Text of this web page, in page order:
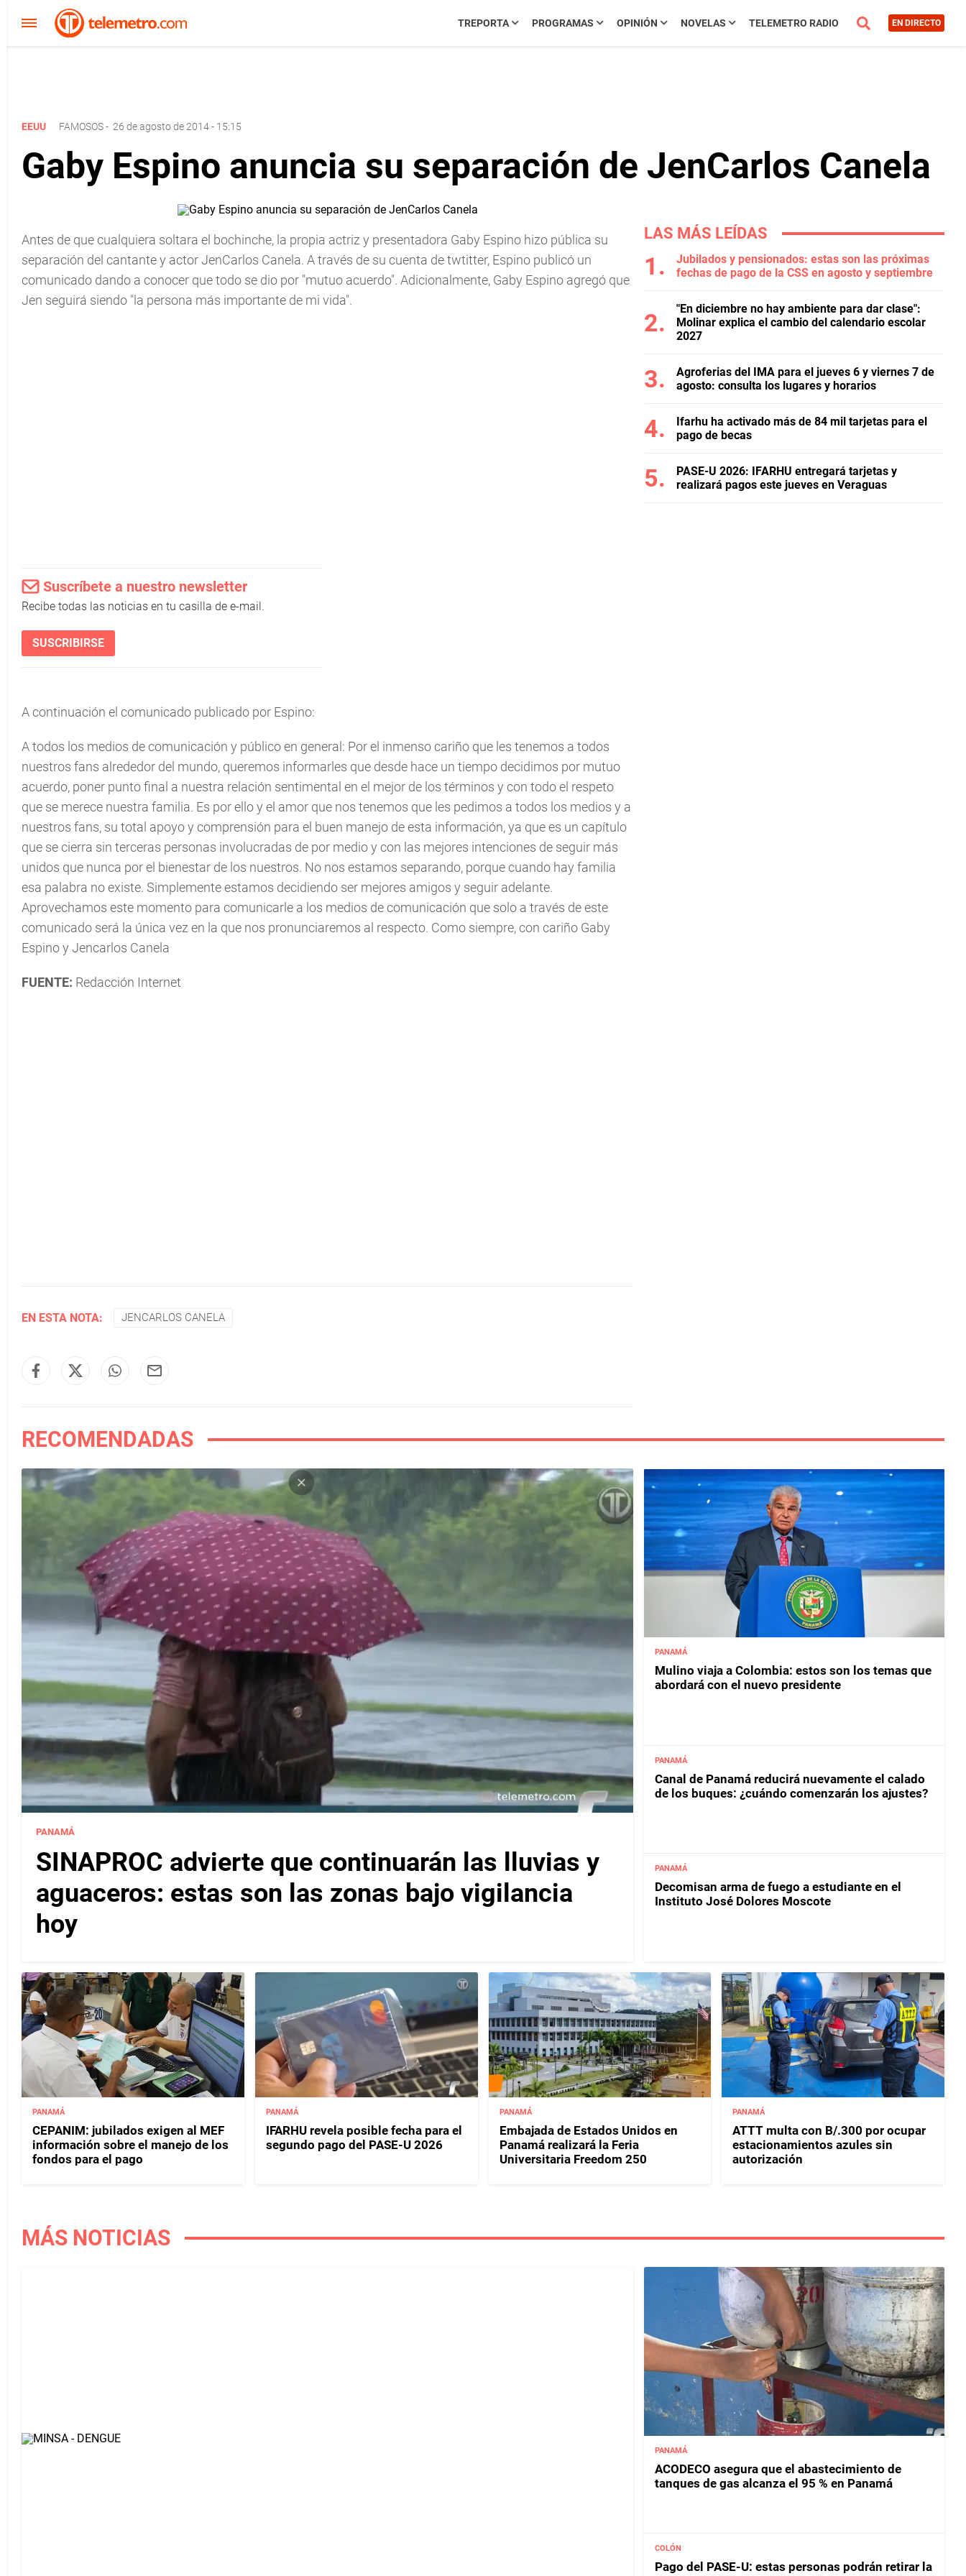
TREPORTA PROGRAMAS OPINIÓN NOVELAS TELEMETRO RADIO EN DIRECTO
EEUU FAMOSOS- 26 de agosto de 2014 - 15:15
Gaby Espino anuncia su separación de JenCarlos Canela
Antes de que cualquiera soltara el bochinche, la propia actriz y presentadora Gaby Espino hizo pública su
separación del cantante y actor JenCarlos Canela. A través de su cuenta de twtitter, Espino publicó un
comunicado dando a conocer que todo se dio por "mutuo acuerdo". Adicionalmente, Gaby Espino agregó que
Jen seguirá siendo "la persona más importante de mi vida".
Suscríbete a nuestro newsletter
Recibe todas las noticias en tu casilla de e-mail.
SUSCRIBIRSE
A continuación el comunicado publicado por Espino:
A todos los medios de comunicación y público en general: Por el inmenso cariño que les tenemos a todos
nuestros fans alrededor del mundo, queremos informarles que desde hace un tiempo decidimos por mutuo
acuerdo, poner punto final a nuestra relación sentimental en el mejor de los términos y con todo el respeto
que se merece nuestra familia. Es por ello y el amor que nos tenemos que les pedimos a todos los medios y a
nuestros fans, su total apoyo y comprensión para el buen manejo de esta información, ya que es un capítulo
que se cierra sin terceras personas involucradas de por medio y con las mejores intenciones de seguir más
unidos que nunca por el bienestar de los nuestros. No nos estamos separando, porque cuando hay familia
esa palabra no existe. Simplemente estamos decidiendo ser mejores amigos y seguir adelante.
Aprovechamos este momento para comunicarle a los medios de comunicación que solo a través de este
comunicado será la única vez en la que nos pronunciaremos al respecto. Como siempre, con cariño Gaby
Espino y Jencarlos Canela
FUENTE: Redacción Internet
EN ESTA NOTA: JENCARLOS CANELA
LAS MÁS LEÍDAS
Jubilados y pensionados: estas son las próximas
fechas de pago de la CSS en agosto y septiembre
"En diciembre no hay ambiente para dar clase":
Molinar explica el cambio del calendario escolar
2027
Agroferias del IMA para el jueves 6 y viernes 7 de
agosto: consulta los lugares y horarios
Ifarhu ha activado más de 84 mil tarjetas para el
pago de becas
PASE-U 2026: IFARHU entregará tarjetas y
realizará pagos este jueves en Veraguas
RECOMENDADAS
PANAMÁ
SINAPROC advierte que continuarán las lluvias y
aguaceros: estas son las zonas bajo vigilancia
hoy
PANAMÁ
Mulino viaja a Colombia: estos son los temas que
abordará con el nuevo presidente
PANAMÁ
Canal de Panamá reducirá nuevamente el calado
de los buques: ¿cuándo comenzarán los ajustes?
PANAMÁ
Decomisan arma de fuego a estudiante en el
Instituto José Dolores Moscote
PANAMÁ
CEPANIM: jubilados exigen al MEF
información sobre el manejo de los
fondos para el pago
PANAMÁ
IFARHU revela posible fecha para el
segundo pago del PASE-U 2026
PANAMÁ
Embajada de Estados Unidos en
Panamá realizará la Feria
Universitaria Freedom 250
PANAMÁ
ATTT multa con B/.300 por ocupar
estacionamientos azules sin
autorización
MÁS NOTICIAS
PANAMÁ
ACODECO asegura que el abastecimiento de
tanques de gas alcanza el 95 % en Panamá
COLÓN
Pago del PASE-U: estas personas podrán retirar la